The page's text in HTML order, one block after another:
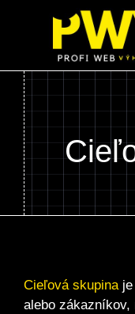
Cieľová skupinaje
alebo zákazníkov,